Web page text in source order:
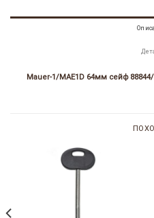
Mauer-1/MAE1D 64мм cейф 88844/